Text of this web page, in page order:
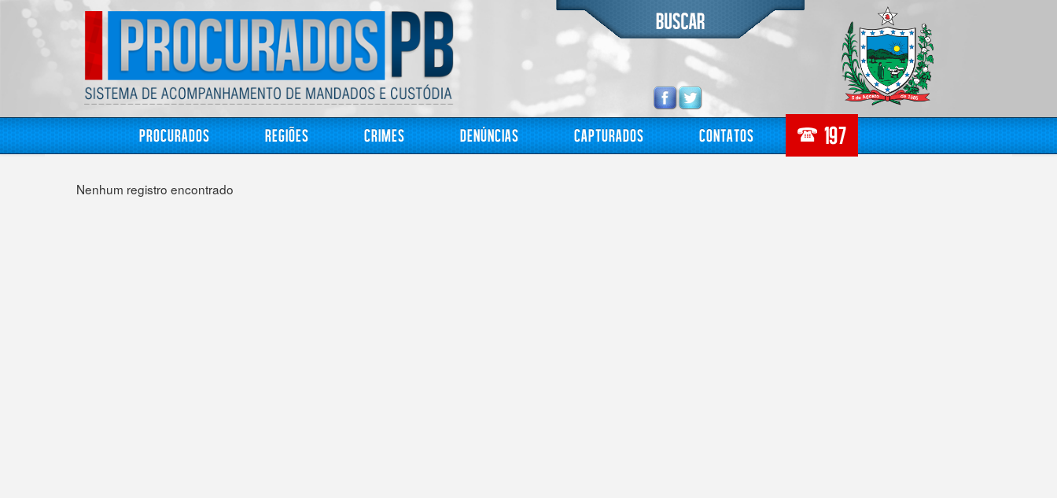
Procurados Regiões Crimes Denúncias Capturados Contatos
Nenhum registro encontrado